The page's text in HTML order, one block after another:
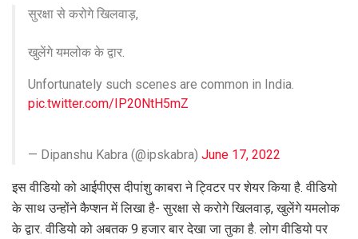
सुरक्षा से करोगे खिलवाड़,
खुलेंगे यमलोक के द्वार.
Unfortunately such scenes are common in India.
pic.twitter.com/IP20NtH5mZ
— Dipanshu Kabra (@ipskabra) June 17, 2022
इस वीडियो को आईपीएस दीपांशु काबरा ने ट्विटर पर शेयर किया है. वीडियो
के साथ उन्होंने कैप्शन में लिखा है- सुरक्षा से करोगे खिलवाड़, खुलेंगे यमलोक
के द्वार. वीडियो को अबतक 9 हजार बार देखा जा तुका है. लोग वीडियो पर